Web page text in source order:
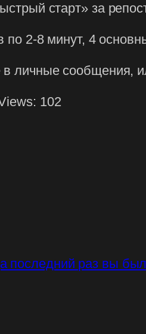
старт» за
по 2-8 минут, 4
личные сообщения,
102
последний раз вы